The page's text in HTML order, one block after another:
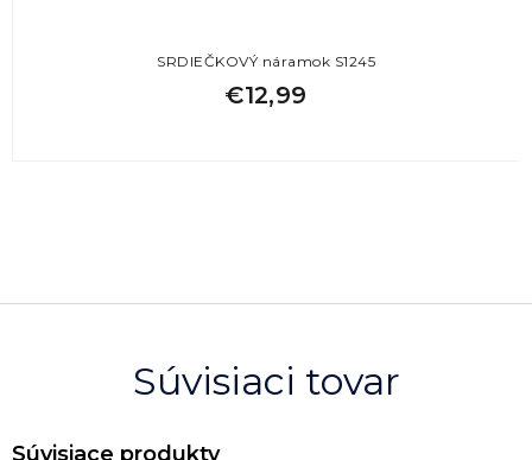
Súvisiaci tovar
SRDIEČKOVÝ náramok S1245
€12,99